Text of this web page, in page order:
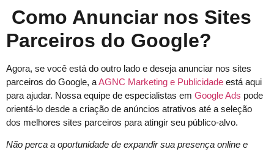
Como Anunciar nos Sites
Parceiros do Google?
Agora, se você está do outro lado e deseja anunciar nos sites
parceiros do Google, aAGNC Marketing e Publicidade está aqui
para ajudar. Nossa equipe de especialistas em Google Ads pode
orientá-lo desde a criação de anúncios atrativos até a seleção
dos melhores sites parceiros para atingir seu público-alvo.
Não perca a oportunidade de expandir sua presença online e